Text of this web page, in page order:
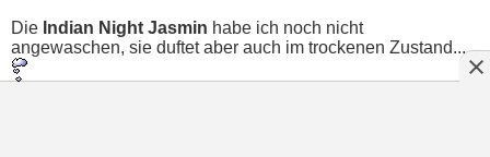
Die Indian Night Jasmin habe ich noch nicht
angewaschen, sie duftet aber auch im trockenen Zustand...